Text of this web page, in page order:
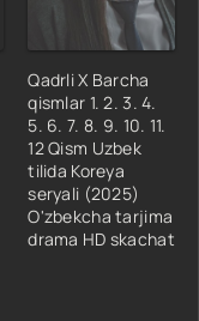
Qadrli X Barcha
qismlar 1. 2. 3. 4.
5. 6. 7. 8. 9. 10. 11.
12 Qism Uzbek
tilida Koreya
seryali (2025)
O'zbekcha tarjima
drama HD skachat